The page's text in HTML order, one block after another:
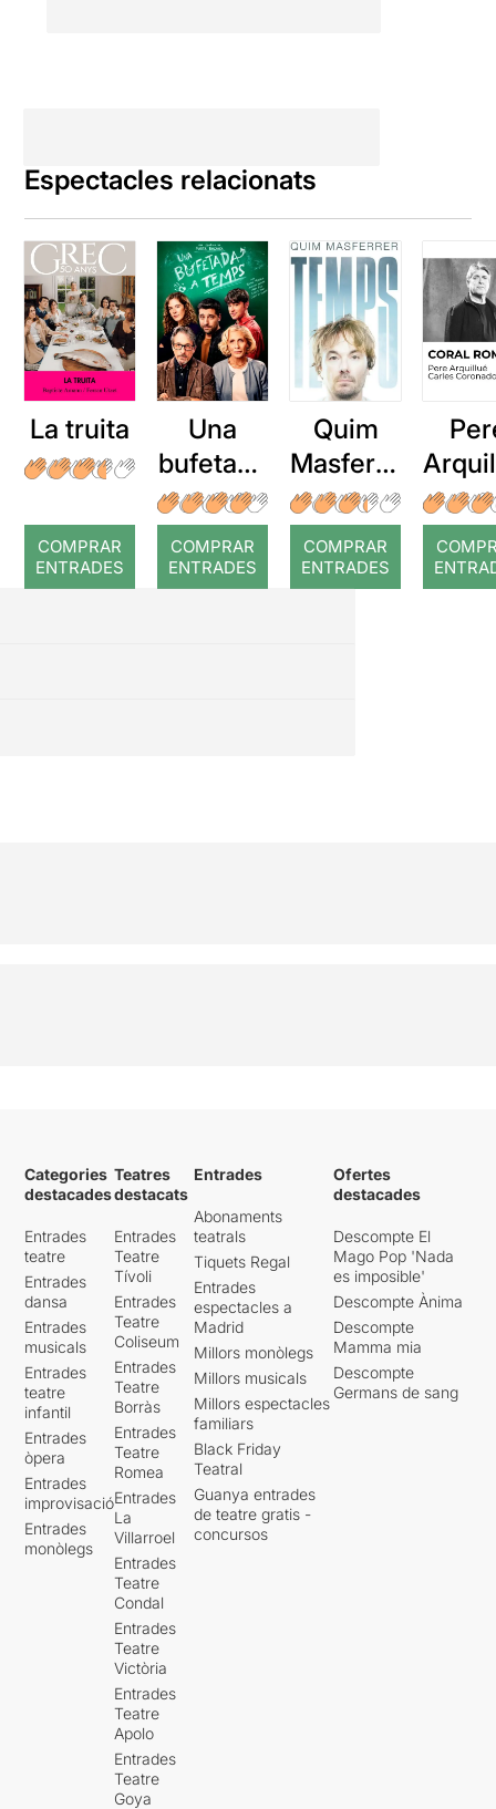
Espectacles relacionats
La truita
COMPRAR
ENTRADES
Una
bufetada
a temps
COMPRAR
ENTRADES
Quim
Masferre
r: Temps
COMPRAR
ENTRADES
:
Categories
destacades
Entrades
teatre
Entrades
dansa
Entrades
musicals
Entrades
teatre
infantil
Entrades
òpera
Entrades
improvisació
Entrades
monòlegs
Teatres
destacats
Entrades
Teatre
Tívoli
Entrades
Teatre
Coliseum
Entrades
Teatre
Borràs
Entrades
Teatre
Romea
Entrades
La
Villarroel
Entrades
Teatre
Condal
Entrades
Teatre
Victòria
Entrades
Teatre
Apolo
Entrades
Teatre
Goya
Entrades
Abonaments
teatrals
Tiquets Regal
Entrades
espectacles a
Madrid
Millors monòlegs
Millors musicals
Millors espectacles
familiars
Black Friday
Teatral
Guanya entrades
de teatre gratis -
concursos
Ofertes
destacades
Descompte El
Mago Pop 'Nada
es imposible'
Descompte Ànima
Descompte
Mamma mia
Descompte
Germans de sang